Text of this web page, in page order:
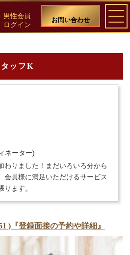
男性会員
ログイン
お問い合わせ
案内
：１０』にこだわる理由
のための後悔しない選び方
紹介
流れ
ッフK
ネーター)
わりました！まだいろいろ分から
会員様に満足いただけるサービス
ります。
)『登録面接の予約や詳細』